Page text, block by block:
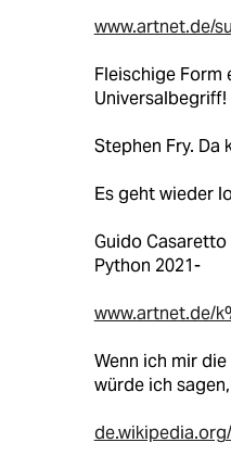
www.artnet.de/
Fleischige Form
Universalbegriff!
Stephen Fry. Da
Es geht wieder
Guido
Python 2021-
www.artnet.de/
Wenn ich mir
würde ich